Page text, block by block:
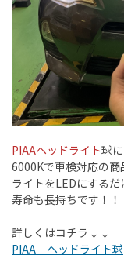
PIAAヘッドライト球
6000Kで車検対応の商
ライトをLEDにするだ
寿命も長持ちです！！
詳しくはコチラ↓↓
PIAA ヘッドライト球